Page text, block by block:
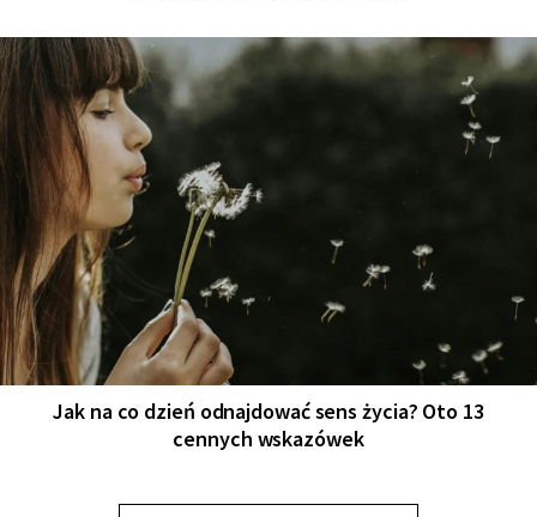
Jak na co dzień odnajdować sens życia? Oto 13
cennych wskazówek